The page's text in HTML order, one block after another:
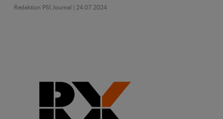
Redaktion PSI Journal | 24.07.2024